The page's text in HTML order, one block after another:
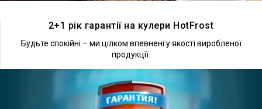
2+1 рік гарантії на кулери HotFrost
Будьте спокійні – ми цілком впевнені у якості виробленої
продукції.